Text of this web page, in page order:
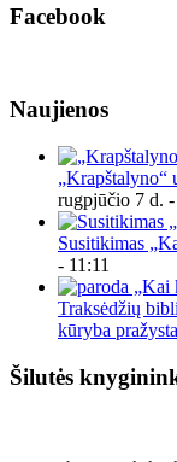
Facebook
Naujienos
„Krapštalyno“
rugpjūčio 7 d.
Susitikimas
- 11:11
Traksėdžių
kūryba
Šilutės